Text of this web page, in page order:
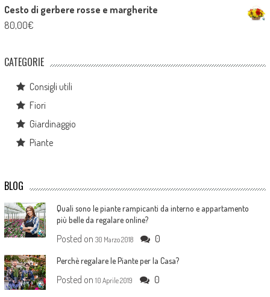
90,00€.80,00€.
Cesto di gerbere rosse e margherite
80,00€
CATEGORIE
Consigli utili
Fiori
Giardinaggio
Piante
BLOG
Quali sono le piante rampicanti da interno e appartamento
più belle da regalare online?
Posted on 30 Marzo 2018 0
Perchè regalare le Piante per la Casa?
Posted on 10 Aprile 2019 0